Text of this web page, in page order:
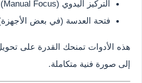
التركيز اليدوي (Manual Focus)
فتحة العدسة (في بعض
هذه الأدوات تمنحك القدرة على
إلى صورة فنية متكاملة.